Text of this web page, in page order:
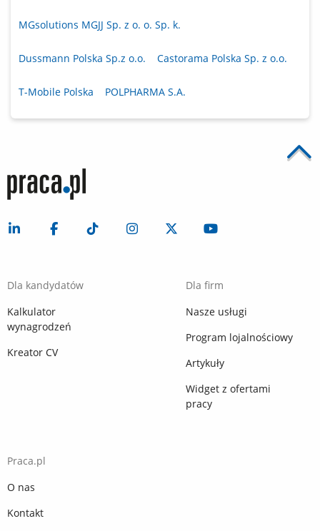
MGsolutions MGJJ Sp. z o. o. Sp. k.
Dussmann Polska Sp.z o.o. Castorama Polska Sp. z o.o.
T-Mobile Polska POLPHARMA S.A.
Dla kandydatów
Kalkulator
wynagrodzeń
Kreator CV
Dla firm
Nasze usługi
Program lojalnościowy
Artykuły
Widget z ofertami
pracy
Praca.pl
O nas
Kontakt